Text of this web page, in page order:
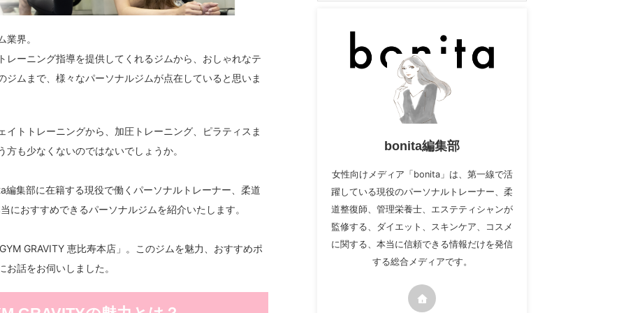
界。
レーニング指導を提供してくれるジムから、おしゃれなテ
ムまで、様々なパーソナルジムが点在していると思いま
トトレーニングから、加圧トレーニング、ピラティスま
も少なくないのではないでしょうか。
集部に在籍する現役で働くパーソナルトレーナー、柔道
におすすめできるパーソナルジムを紹介いたします。
GRAVITY 恵比寿本店」。このジムを魅力、おすすめポ
話をお伺いしました。
bonita編集部
女性向けメディア「bonita」は、第一線で活
躍している現役のパーソナルトレーナー、柔
道整復師、管理栄養士、エステティシャンが
監修する、ダイエット、スキンケア、コスメ
に関する、本当に信頼できる情報だけを発信
する総合メディアです。